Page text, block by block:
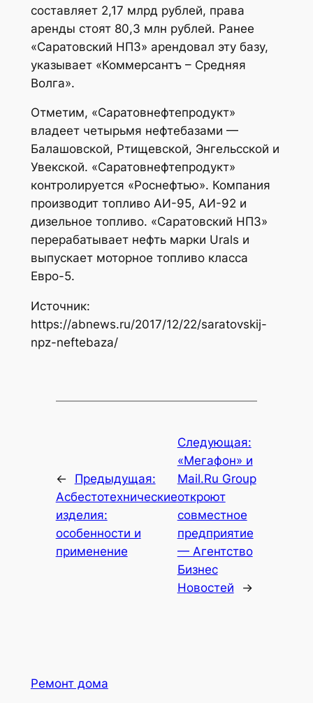
составляет 2,17 млрд рублей, права
аренды стоят 80,3 млн рублей. Ранее
«Саратовский НПЗ» арендовал эту базу,
указывает «Коммерсантъ – Средняя
Волга».
Отметим, «Саратовнефтепродукт»
владеет четырьмя нефтебазами —
Балашовской, Ртищевской, Энгельсской и
Увекской. «Саратовнефтепродукт»
контролируется «Роснефтью». Компания
производит топливо АИ-95, АИ-92 и
дизельное топливо. «Саратовский НПЗ»
перерабатывает нефть марки Urals и
выпускает моторное топливо класса
Евро-5.
Источник:
https://abnews.ru/2017/12/22/saratovskij-
npz-neftebaza/
←
Предыдущая:
Асбестотехнические
изделия:
особенности и
применение
Следующая:
«Мегафон» и
Mail.Ru Group
откроют
совместное
предприятие
— Агентство
Бизнес
Новостей
→
Ремонт дома